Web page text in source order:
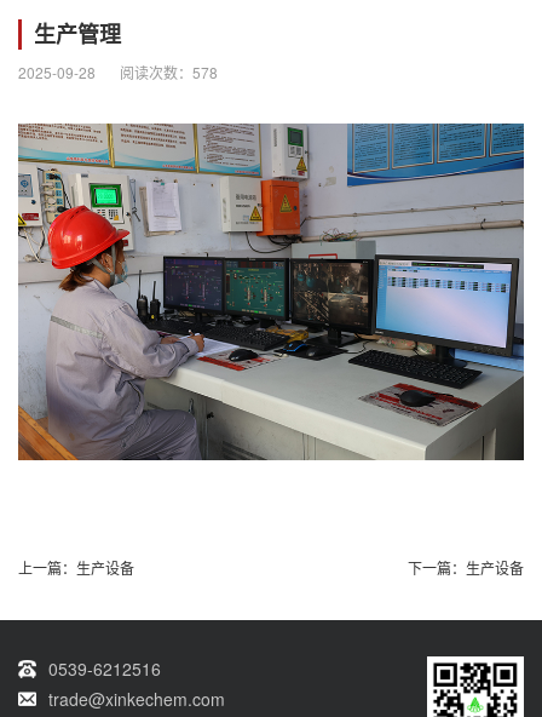
生产管理
2025-09-28 阅读次数： 578
上一篇： 生产设备 下一篇： 生产设备
0539-6212516
trade@xinkechem.com